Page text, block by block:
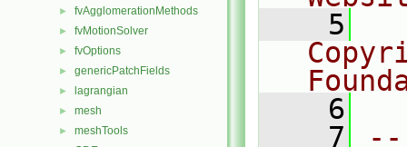
► fvAgglomerationMethods
► fvMotionSolver
► fvOptions
► genericPatchFields
► lagrangian
► mesh
► meshTools
    5
    6
    7